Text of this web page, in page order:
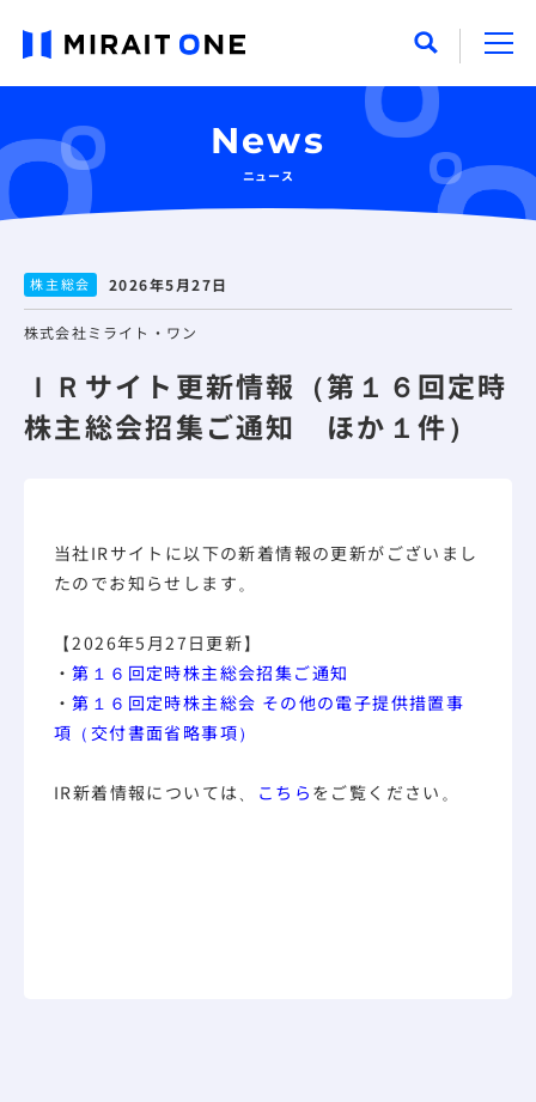
News
ニュース
株主総会 2026年5月27日
株式会社ミライト・ワン
ＩＲサイト更新情報（第１６回定時
株主総会招集ご通知 ほか１件）
当社IRサイトに以下の新着情報の更新がございまし
たのでお知らせします。
【2026年5月27日更新】
・第１６回定時株主総会招集ご通知
・第１６回定時株主総会 その他の電子提供措置事
項（交付書面省略事項）
IR新着情報については、 こちら をご覧ください。